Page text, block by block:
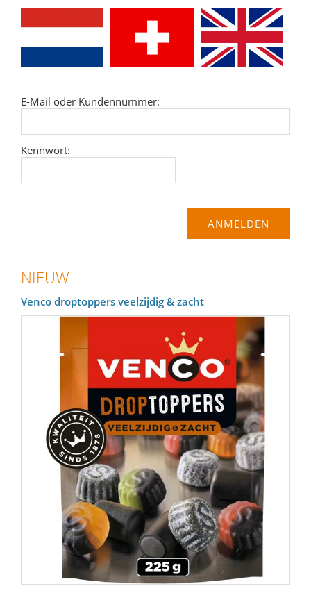
E-Mail oder Kundennummer:
Kennwort:
NIEUW
Venco droptoppers veelzijdig & zacht